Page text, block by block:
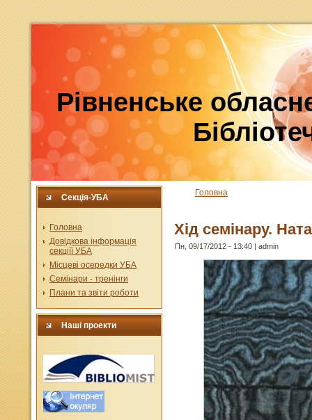
Рівненське
Секція-УБА
Головна
Довідкова інформація
секціїї УБА
Місцеві осередки УБА
Семінари - тренінги
Плани та звіти роботи
Наші проекти
Головна
Хід семінару.
Пн, 09/17/2012 - 13:40 | admin